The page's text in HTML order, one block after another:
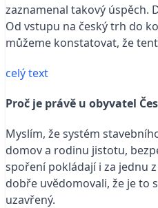
zaznamenal takový úspěch.
Od vstupu na český trh do
můžeme konstatovat, že
celý text
Proč je právě u obyvatel
Myslím, že systém
domov a rodinu jistotu,
spoření pokládají i za jednu
dobře uvědomovali, že je to
uzavřený.